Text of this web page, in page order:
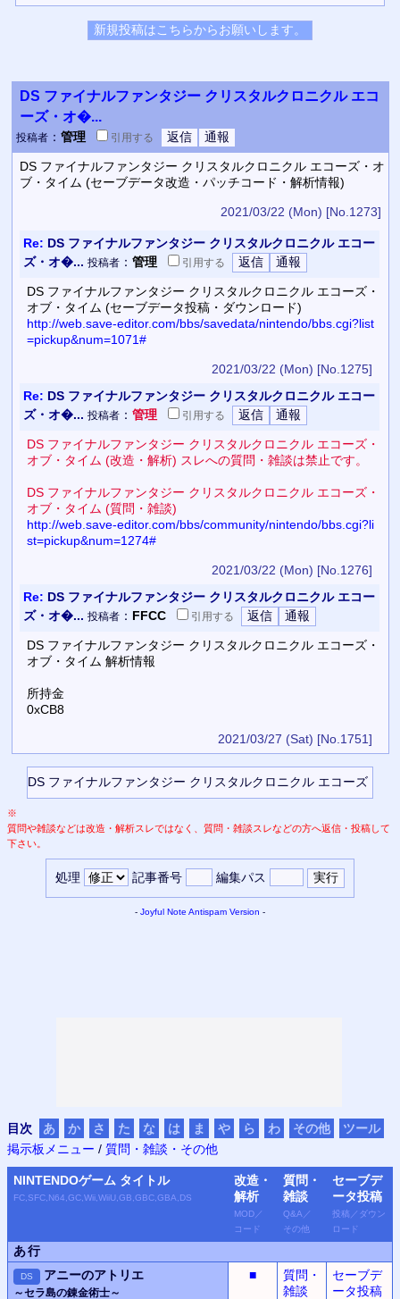
DS ファイナルファンタジー クリスタルクロニクル エコ
ーズ・オ�...
投稿者： 管理 引用する
DS ファイナルファンタジー クリスタルクロニクル エコーズ・オ
ブ・タイム (セーブデータ改造・パッチコード・解析情報)
2021/03/22 (Mon) [No.1273]
Re: DS ファイナルファンタジー クリスタルクロニクル エコー
ズ・オ�... 投稿者： 管理 引用する
DS ファイナルファンタジー クリスタルクロニクル エコーズ・
オブ・タイム (セーブデータ投稿・ダウンロード)
http://web.save-editor.com/bbs/savedata/nintendo/bbs.cgi?list
=pickup&num=1071#
2021/03/22 (Mon) [No.1275]
Re: DS ファイナルファンタジー クリスタルクロニクル エコー
ズ・オ�... 投稿者： 管理 引用する
DS ファイナルファンタジー クリスタルクロニクル エコーズ・
オブ・タイム (改造・解析) スレへの質問・雑談は禁止です。
DS ファイナルファンタジー クリスタルクロニクル エコーズ・
オブ・タイム (質問・雑談)
http://web.save-editor.com/bbs/community/nintendo/bbs.cgi?li
st=pickup&num=1274#
2021/03/22 (Mon) [No.1276]
Re: DS ファイナルファンタジー クリスタルクロニクル エコー
ズ・オ�... 投稿者： FFCC 引用する
DS ファイナルファンタジー クリスタルクロニクル エコーズ・
オブ・タイム 解析情報
所持金
0xCB8
2021/03/27 (Sat) [No.1751]
※
質問や雑談などは改造・解析スレではなく、質問・雑談スレなどの方へ返信・投稿して
下さい。
処理 記事番号 編集パス
- Joyful Note Antispam Version -
目次 あ か さ た な は ま や ら わ その他
ツール
掲示板メニュー / 質問・雑談・その他
NINTENDOゲーム タイトル
FC,SFC,N64,GC,Wii,WiiU,GB,GBC,GBA,DS
改造・
解析
MOD ／
コード
質問・
雑談
Q&A ／
その他
セーブデ
ータ投稿
投稿 ／ ダウン
ロード
あ行
DS アニーのアトリエ
～セラ島の錬金術士～
■
質問・
雑談
セーブデ
ータ投稿